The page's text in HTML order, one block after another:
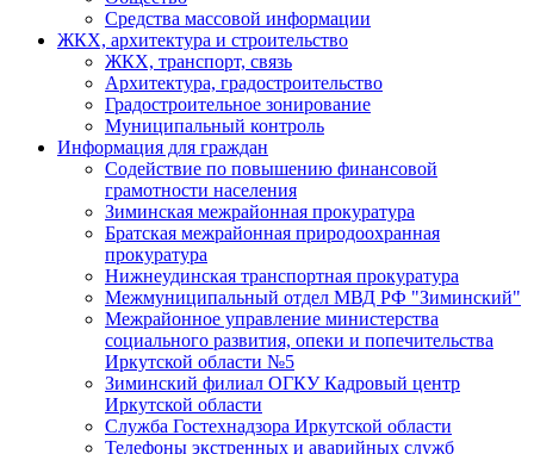
Средства массовой информации
ЖКХ, архитектура и строительство
ЖКХ, транспорт, связь
Архитектура, градостроительство
Градостроительное зонирование
Муниципальный контроль
Информация для граждан
Содействие по повышению финансовой
грамотности населения
Зиминская межрайонная прокуратура
Братская межрайонная природоохранная
прокуратура
Нижнеудинская транспортная прокуратура
Межмуниципальный отдел МВД РФ "Зиминский"
Межрайонное управление министерства
социального развития, опеки и попечительства
Иркутской области №5
Зиминский филиал ОГКУ Кадровый центр
Иркутской области
Служба Гостехнадзора Иркутской области
Телефоны экстренных и аварийных служб